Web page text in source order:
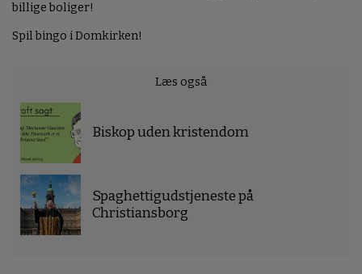
billige boliger!
Spil bingo i Domkirken!
Læs også
Biskop uden kristendom
Spaghettigudstjeneste på
Christiansborg